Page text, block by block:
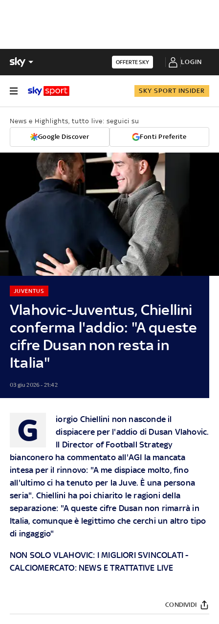
OFFERTE SKY LOGIN
SKY SPORT INSIDER
News e Highlights, tutto live: seguici su
Google Discover Fonti Preferite
Vlahovic-Juventus, Chiellini
conferma l'addio: "A queste
cifre Dusan non resta in
Italia"
JUVENTUS
03 giu 2026 - 21:42
G
iorgio Chiellini non nasconde il
dispiacere per l'addio di Dusan Vlahovic.
Il Director of Football Strategy
bianconero ha commentato all'AGI la mancata
intesa per il rinnovo: "A me dispiace molto, fino
all'ultimo ci ha tenuto per la Juve. È una persona
seria". Chiellini ha poi chiarito le ragioni della
separazione: "A queste cifre Dusan non rimarrà in
Italia, comunque è legittimo che cerchi un altro tipo
di ingaggio"
NON SOLO VLAHOVIC: I MIGLIORI SVINCOLATI -
CALCIOMERCATO: NEWS E TRATTATIVE LIVE
CONDIVIDI